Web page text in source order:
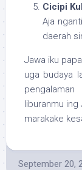
Cicipi
Aja
daerah
Jawa iku
uga budaya
liburanmu
marakake
September 20,